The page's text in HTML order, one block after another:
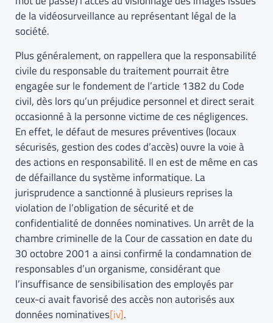
de la vidéosurveillance au représentant légal de la
société.
Plus généralement, on rappellera que la responsabilité
civile du responsable du traitement pourrait être
engagée sur le fondement de l’article 1382 du Code
civil, dès lors qu’un préjudice personnel et direct serait
occasionné à la personne victime de ces négligences.
En effet, le défaut de mesures préventives (locaux
sécurisés, gestion des codes d’accès) ouvre la voie à
des actions en responsabilité. Il en est de même en cas
de défaillance du système informatique. La
jurisprudence a sanctionné à plusieurs reprises la
violation de l’obligation de sécurité et de
confidentialité de données nominatives. Un arrêt de la
chambre criminelle de la Cour de cassation en date du
30 octobre 2001 a ainsi confirmé la condamnation de
responsables d’un organisme, considérant que
l’insuffisance de sensibilisation des employés par
ceux-ci avait favorisé des accès non autorisés aux
données nominatives[iv].